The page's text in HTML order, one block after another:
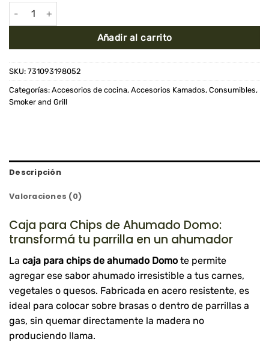
Caja Para Chips de Ahumado cantidad
Añadir al carrito
SKU: 731093198052
Categorías: Accesorios de cocina, Accesorios Kamados, Consumibles,
Smoker and Grill
Descripción
Valoraciones (0)
Caja para Chips de Ahumado Domo:
transformá tu parrilla en un ahumador
La caja para chips de ahumado Domo te permite
agregar ese sabor ahumado irresistible a tus carnes,
vegetales o quesos. Fabricada en acero resistente, es
ideal para colocar sobre brasas o dentro de parrillas a
gas, sin quemar directamente la madera no
produciendo llama.